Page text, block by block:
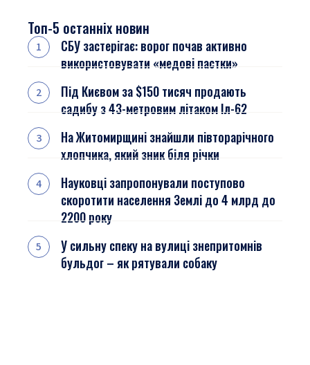
Топ-5 останніх новин
СБУ застерігає: ворог почав активно
використовувати «медові пастки»
Під Києвом за $150 тисяч продають
садибу з 43-метровим літаком Іл-62
На Житомирщині знайшли півторарічного
хлопчика, який зник біля річки
Науковці запропонували поступово
скоротити населення Землі до 4 млрд до
2200 року
У сильну спеку на вулиці знепритомнів
бульдог – як рятували собаку